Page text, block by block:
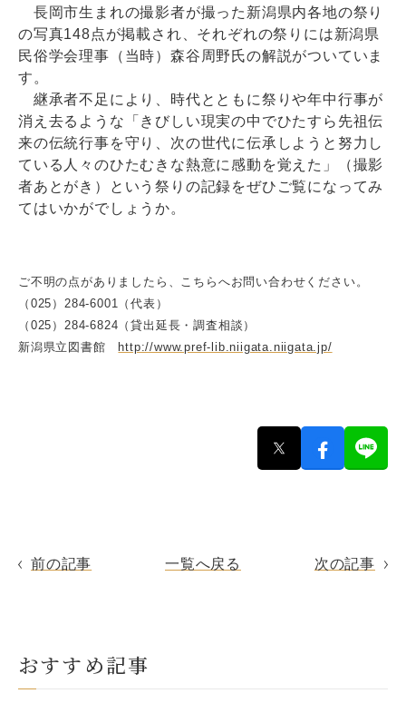
長岡市生まれの撮影者が撮った新潟県内各地の祭り
の写真148点が掲載され、それぞれの祭りには新潟県
民俗学会理事（当時）森谷周野氏の解説がついていま
す。
継承者不足により、時代とともに祭りや年中行事が
消え去るような「きびしい現実の中でひたすら先祖伝
来の伝統行事を守り、次の世代に伝承しようと努力し
ている人々のひたむきな熱意に感動を覚えた」（撮影
者あとがき）という祭りの記録をぜひご覧になってみ
てはいかがでしょうか。
ご不明の点がありましたら、こちらへお問い合わせください。
（025）284-6001（代表）
（025）284-6824（貸出延長・調査相談）
新潟県立図書館
http://www.pref-lib.niigata.niigata.jp/
前の記事 一覧へ戻る 次の記事
おすすめ記事